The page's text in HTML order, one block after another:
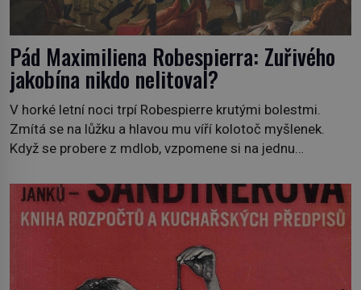
Pád Maximiliena Robespierra: Zuřivého
jakobína nikdo nelitoval?
V horké letní noci trpí Robespierre krutými bolestmi.
Zmítá se na lůžku a hlavou mu víří kolotoč myšlenek.
Když se probere z mdlob, vzpomene si na jednu
Prorokovala mu tragický osud. Tehdy se jí vysmál.
„Robespierre to dotáhne hodně daleko,“ prohlásil o něm
jiný významný francouzský revolucionář, Honoré de